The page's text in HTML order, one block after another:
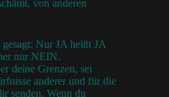
von anderen
Nur JA heißt JA
nur NEIN.
deine Grenzen, sei
anderer und für die
senden. Wenn du